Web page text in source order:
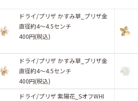
ドライ/プリザ かすみ草_プリザ金
直径約4〜4.5センチ
400円(税込)
ドライ/プリザ かすみ草_プリザ金
直径約4〜4.5センチ
400円(税込)
ドライ/プリザ 紫陽花_SオフWHI